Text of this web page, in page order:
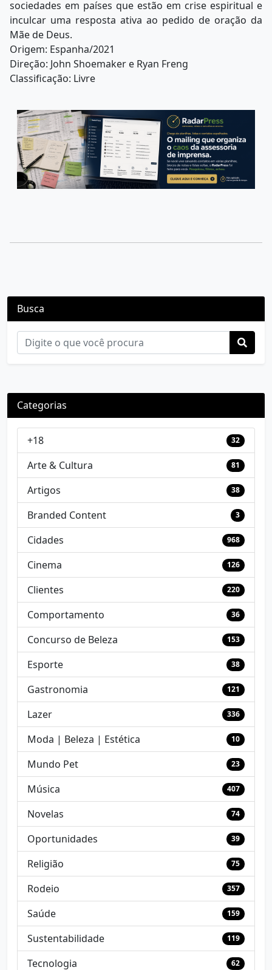
sociedades em países que estão em crise espiritual e
inculcar uma resposta ativa ao pedido de oração da
Mãe de Deus.
Origem: Espanha/2021
Direção: John Shoemaker e Ryan Freng
Classificação: Livre
Busca
Categorias
+18 32
Arte & Cultura 81
Artigos 38
Branded Content 3
Cidades 968
Cinema 126
Clientes 220
Comportamento 36
Concurso de Beleza 153
Esporte 38
Gastronomia 121
Lazer 336
Moda | Beleza | Estética 10
Mundo Pet 23
Música 407
Novelas 74
Oportunidades 39
Religião 75
Rodeio 357
Saúde 159
Sustentabilidade 119
Tecnologia 62